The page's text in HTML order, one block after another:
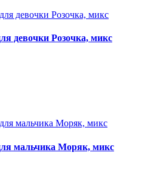
девочки Розочка, микс
мальчика Моряк, микс